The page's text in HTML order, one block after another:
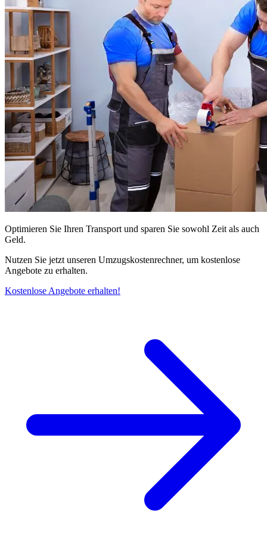
Optimieren Sie Ihren Transport und sparen Sie sowohl Zeit als auch
Geld.
Nutzen Sie jetzt unseren Umzugskostenrechner, um kostenlose
Angebote zu erhalten.
Kostenlose Angebote erhalten!